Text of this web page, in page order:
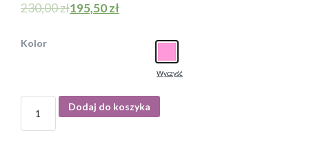
230,00zł195,50zł
Kolor
Wyczyść
I
ś
Dodaj do koszyka